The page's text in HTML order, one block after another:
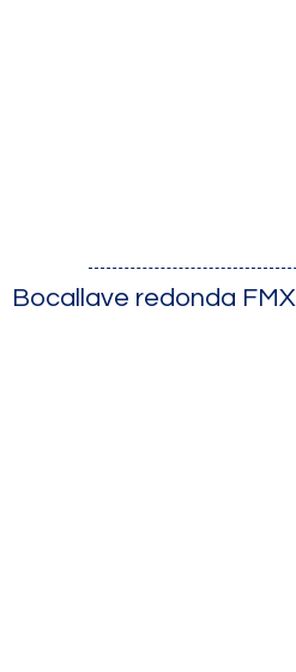
Bocallave redonda FMX